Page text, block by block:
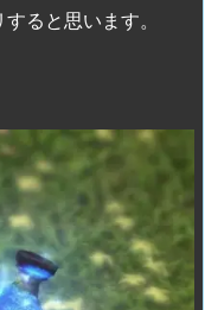
ると思います。